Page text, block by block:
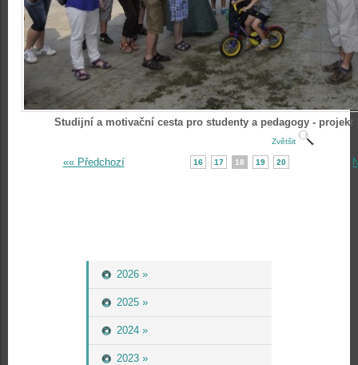
2026 »
2025 »
2024 »
2023 »
Studijní a motivační cesta pro studenty a pedagogy - projekt
Zvětšit
«« Předchozí 16 17 18 19 20